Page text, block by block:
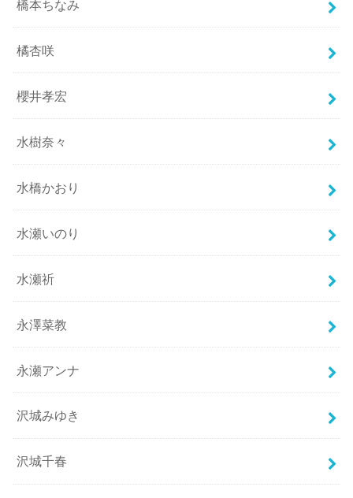
橋本ちなみ
橘杏咲
櫻井孝宏
水樹奈々
水橋かおり
水瀬いのり
水瀬祈
永澤菜教
永瀬アンナ
沢城みゆき
沢城千春